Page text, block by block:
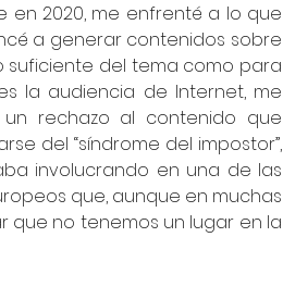
en 2020, me enfrenté a lo que
a generar contenidos sobre
suficiente del tema como para
la audiencia de Internet, me
rechazo al contenido que
del “síndrome del impostor”,
involucrando en una de las
que, aunque en muchas
que no tenemos un lugar en la